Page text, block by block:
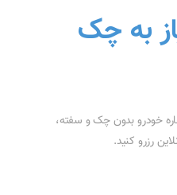
به چک
خودرو بدون چک و سفته،